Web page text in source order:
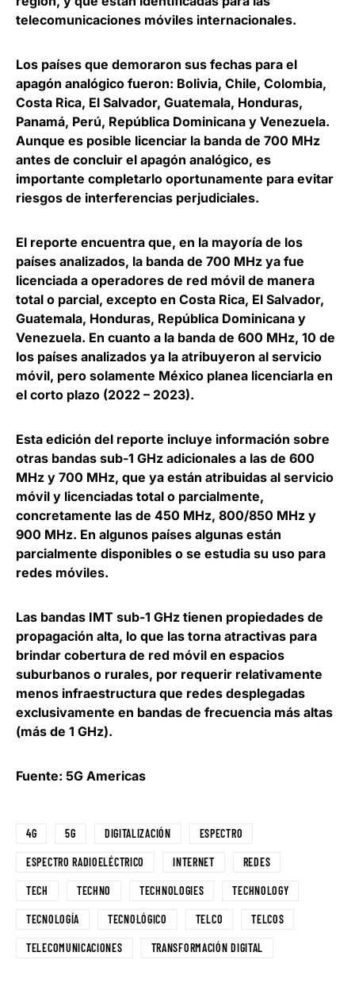
telecomunicaciones móviles internacionales.
Los países que demoraron sus fechas para el
apagón analógico fueron: Bolivia, Chile, Colombia,
Costa Rica, El Salvador, Guatemala, Honduras,
Panamá, Perú, República Dominicana y Venezuela.
Aunque es posible licenciar la banda de 700 MHz
antes de concluir el apagón analógico, es
importante completarlo oportunamente para evitar
riesgos de interferencias perjudiciales.
El reporte encuentra que, en la mayoría de los
países analizados, la banda de 700 MHz ya fue
licenciada a operadores de red móvil de manera
total o parcial, excepto en Costa Rica, El Salvador,
Guatemala, Honduras, República Dominicana y
Venezuela. En cuanto a la banda de 600 MHz, 10 de
los países analizados ya la atribuyeron al servicio
móvil, pero solamente México planea licenciarla en
el corto plazo (2022 – 2023).
Esta edición del reporte incluye información sobre
otras bandas sub-1 GHz adicionales a las de 600
MHz y 700 MHz, que ya están atribuidas al servicio
móvil y licenciadas total o parcialmente,
concretamente las de 450 MHz, 800/850 MHz y
900 MHz. En algunos países algunas están
parcialmente disponibles o se estudia su uso para
redes móviles.
Las bandas IMT sub-1 GHz tienen propiedades de
propagación alta, lo que las torna atractivas para
brindar cobertura de red móvil en espacios
suburbanos o rurales, por requerir relativamente
menos infraestructura que redes desplegadas
exclusivamente en bandas de frecuencia más altas
(más de 1 GHz).
Fuente: 5G Americas
4G 5G DIGITALIZACIÓN ESPECTRO
ESPECTRO RADIOELÉCTRICO INTERNET REDES
TECH TECHNO TECHNOLOGIES TECHNOLOGY
TECNOLOGÍA TECNOLÓGICO TELCO TELCOS
TELECOMUNICACIONES TRANSFORMACIÓN DIGITAL